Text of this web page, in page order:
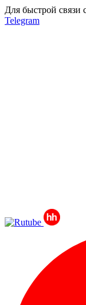
Для быстрой
Telegram